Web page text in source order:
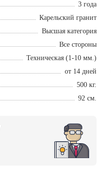
3 года
Карельский гранит
Высшая категория
Все стороны
Техническая (1-10 мм.)
от 14 дней
500 кг.
92 см.